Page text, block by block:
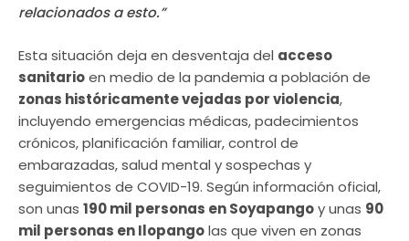
relacionados a esto.”
Esta situación deja en desventaja del acceso
sanitarioen medio de la pandemia a población de
zonas históricamente vejadas por violencia,
incluyendo emergencias médicas, padecimientos
crónicos, planificación familiar, control de
embarazadas, salud mental y sospechas y
seguimientos de COVID-19. Según información oficial,
son unas 190 mil personas en Soyapangoy unas 90
mil personas en Ilopangolas que viven en zonas